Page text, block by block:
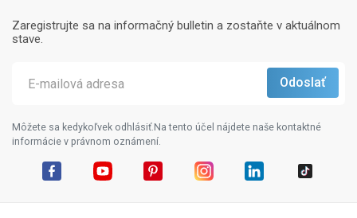
Zaregistrujte sa na informačný bulletin a zostaňte v aktuálnom
stave.
Môžete sa kedykoľvek odhlásiť.Na tento účel nájdete naše kontaktné
informácie v právnom oznámení.